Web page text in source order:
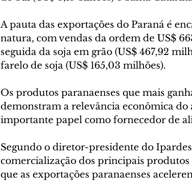
A pauta das exportações do Paraná é
natura, com vendas da ordem de US$
seguida da soja em grão (US$ 467,92
farelo de soja (US$ 165,03 milhões).
Os produtos paranaenses que mais
demonstram a relevância econômica do
importante papel como fornecedor de
Segundo o diretor-presidente do
comercialização dos principais produtos
que as exportações paranaenses